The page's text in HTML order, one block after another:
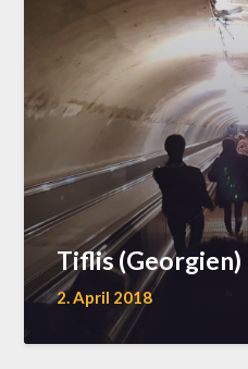
Tiflis (Georgien)
2. April 2018